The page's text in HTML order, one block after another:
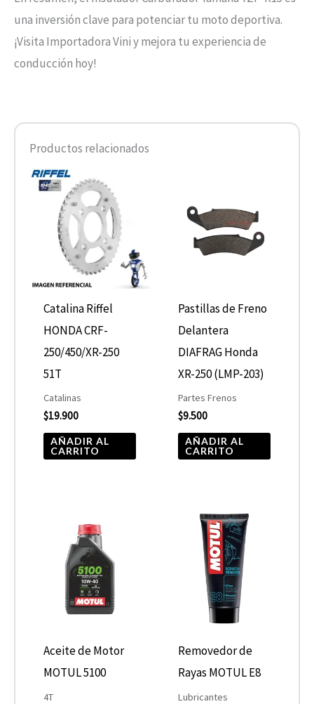
una inversión clave para potenciar tu moto deportiva.
¡Visita Importadora Vini y mejora tu experiencia de
conducción hoy!
Productos relacionados
Catalina Riffel
HONDA CRF-
250/450/XR-250
51T
Catalinas
$19.900
AÑADIR AL
CARRITO
Pastillas de Freno
Delantera
DIAFRAG Honda
XR-250 (LMP-203)
Partes Frenos
$9.500
AÑADIR AL
CARRITO
Aceite de Motor
MOTUL 5100
4T
opcionesRemovedor de
Rayas MOTUL E8
Lubricantes